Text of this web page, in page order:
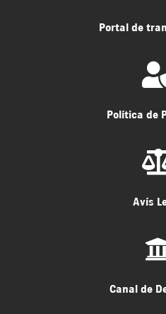
Portal de
Política de
Avís
Canal de